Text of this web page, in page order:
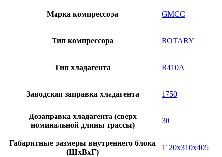
Марка компрессора GMCC
Тип компрессора ROTARY
Тип хладагента R410A
Заводская заправка хладагента 1750
Дозаправка хладагента (сверх
номинальной длины трассы)
30
Габаритные размеры внутреннего блока
(ШxВxГ)
1120x310x405